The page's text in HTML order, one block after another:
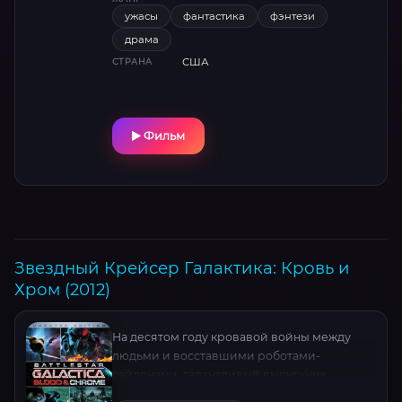
ужасы фантастика
фэнтези
драма
СТРАНА США
Фильм
Звездный Крейсер Галактика: Кровь и
Хром (2012)
На десятом году кровавой войны между
людьми и восставшими роботами-